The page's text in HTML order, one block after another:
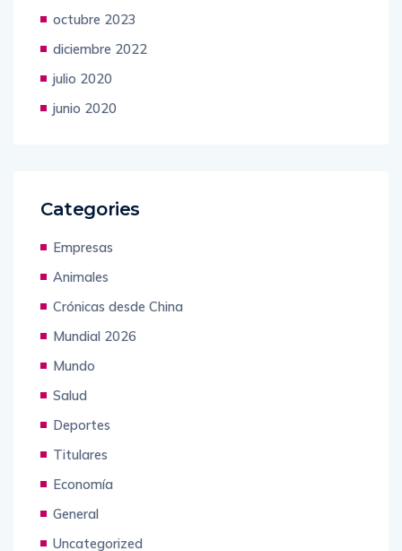
octubre 2023
diciembre 2022
julio 2020
junio 2020
Categories
Empresas
Animales
Crónicas desde China
Mundial 2026
Mundo
Salud
Deportes
Titulares
Economía
General
Uncategorized